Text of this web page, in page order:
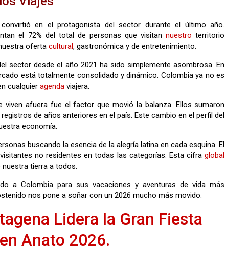
en el protagonista del sector durante el último año.
el 72% del total de personas que visitannuestro territorio
oferta cultural, gastronómica y de entretenimiento.
sector desde el año 2021 ha sido simplemente asombrosa. En
está totalmente consolidado y dinámico. Colombia ya no es
cualquier agenda viajera.
viven afuera fue el factor que movió la balanza. Ellos sumaron
de años anteriores en el país. Este cambio en el perfil del
economía.
buscando la esencia de la alegría latina en cada esquina. El
no residentes en todas las categorías. Esta cifraglobal
tierra a todos.
a Colombia para sus vacaciones y aventuras de vida más
nos pone a soñar con un 2026 mucho más movido.
Lidera la Gran Fiesta
Anato 2026.